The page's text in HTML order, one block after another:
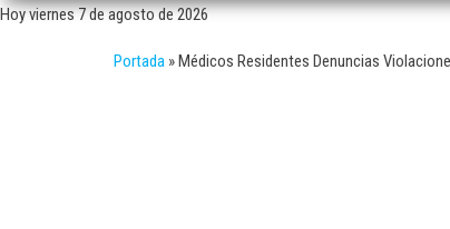
Hoy viernes 7 de agosto de 2026
Portada »Médicos Residentes Denuncias